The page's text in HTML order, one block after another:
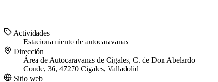
Actividades
Estacionamiento de autocaravanas
Dirección
Área de Autocaravanas de Cigales, C. de Don Abelardo
Conde, 36, 47270 Cigales, Valladolid
Sitio web